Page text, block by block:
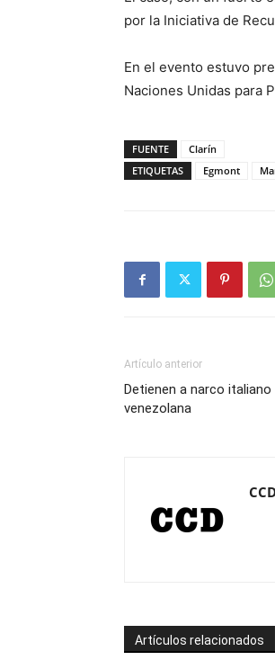
por la Iniciativa de
En el evento estuvo
Naciones Unidas para
FUENTE
Clarín
ETIQUETAS
Egmont
Artículo anterior
Detienen a narco
venezolana
Artículos relacionados